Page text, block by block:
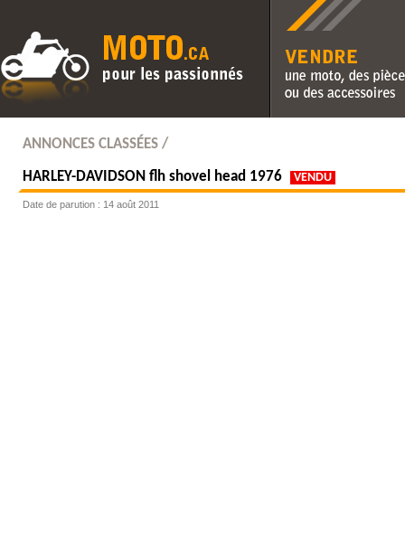
Vendre une moto, des
des accessoires
ANNONCES CLASSÉES /
HARLEY-DAVIDSON flh shovel head 1976 VENDU
Date de parution : 14 août 2011